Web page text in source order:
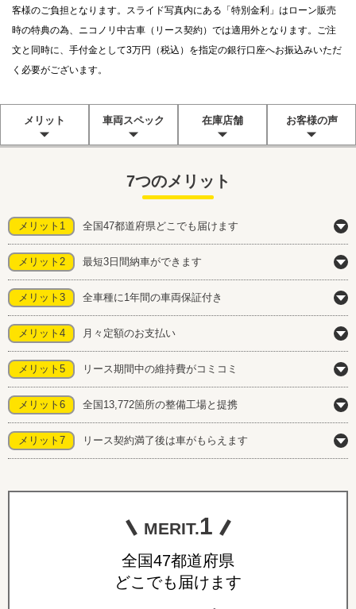
客様のご負担となります。スライド写真内にある「特別金利」はローン販売
時の特典の為、ニコノリ中古車（リース契約）では適用外となります。ご注
文と同時に、手付金として3万円（税込）を指定の銀行口座へお振込みいただ
く必要がございます。
メリット 車両スペック 在庫店舗 お客様の声
7つのメリット
メリット1 全国47都道府県どこでも届けます
メリット2 最短3日間納車ができます
メリット3 全車種に1年間の車両保証付き
メリット4 月々定額のお支払い
メリット5 リース期間中の維持費がコミコミ
メリット6 全国13,772箇所の整備工場と提携
メリット7 リース契約満了後は車がもらえます
MERIT.1
全国47都道府県
どこでも届けます